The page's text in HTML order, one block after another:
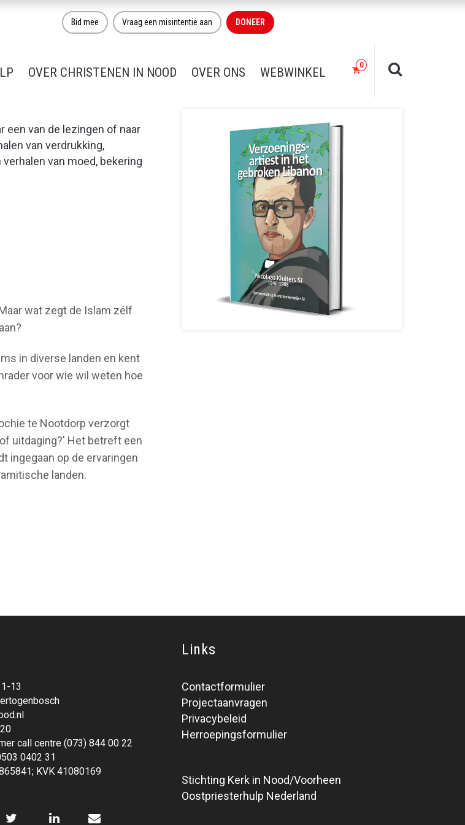
Bid mee Vraag een misintentie aan DONEER
OVER CHRISTENEN IN NOOD OVER ONS WEBWINKEL
een van de lezingen of naar
van verdrukking,
van moed, bekering
wat zegt de Islam zélf
in diverse landen en kent
voor wie wil weten hoe
te Nootdorp verzorgt
uitdaging?' Het betreft een
ingegaan op de ervaringen
landen.
13
call centre (073) 844 00 22
0402 31
KVK 41080169
Links
Contactformulier
Projectaanvragen
Privacybeleid
Herroepingsformulier
Stichting Kerk in Nood/Voorheen
Oostpriesterhulp Nederland